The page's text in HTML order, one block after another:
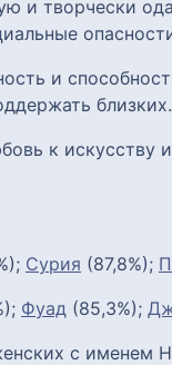
и творчески
и
близких.
к
Сурия (87,8%);
Фуад (85,3%);
с именем